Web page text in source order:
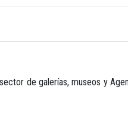
de galerías, museos y